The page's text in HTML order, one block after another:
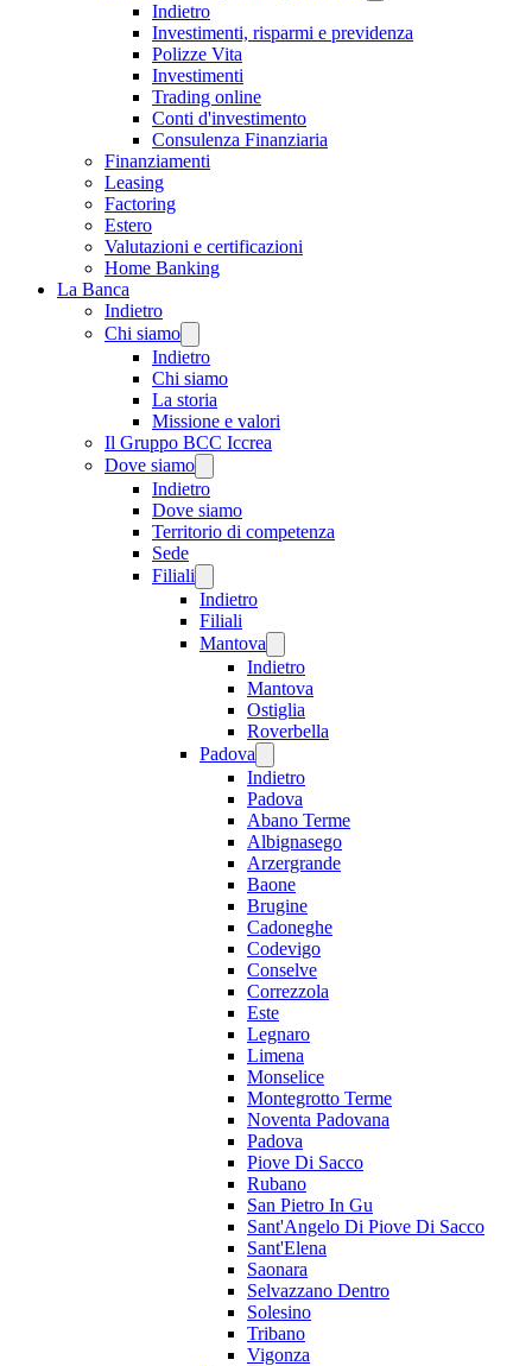
Indietro
Investimenti, risparmi e previdenza
Polizze Vita
Investimenti
Trading online
Conti d'investimento
Consulenza Finanziaria
Finanziamenti
Leasing
Factoring
Estero
Valutazioni e certificazioni
Home Banking
La Banca
Indietro
Chi siamo
Indietro
Chi siamo
La storia
Missione e valori
Il Gruppo BCC Iccrea
Dove siamo
Indietro
Dove siamo
Territorio di competenza
Sede
Filiali
Indietro
Filiali
Mantova
Indietro
Mantova
Ostiglia
Roverbella
Padova
Indietro
Padova
Abano Terme
Albignasego
Arzergrande
Baone
Brugine
Cadoneghe
Codevigo
Conselve
Correzzola
Este
Legnaro
Limena
Monselice
Montegrotto Terme
Noventa Padovana
Padova
Piove Di Sacco
Rubano
San Pietro In Gu
Sant'Angelo Di Piove Di Sacco
Sant'Elena
Saonara
Selvazzano Dentro
Solesino
Tribano
Vigonza